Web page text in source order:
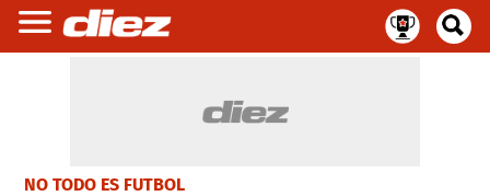
NO TODO ES FUTBOL